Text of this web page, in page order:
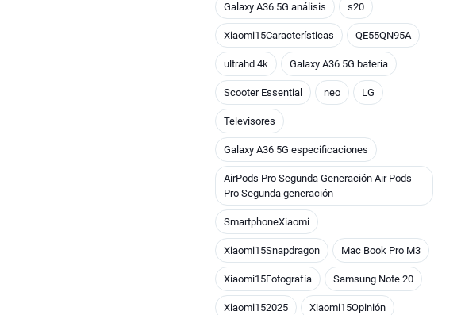
Galaxy A36 5G análisis s20
Xiaomi15Características QE55QN95A
ultrahd 4k Galaxy A36 5G batería
Scooter Essential neo LG
Televisores
Galaxy A36 5G especificaciones
AirPods Pro Segunda Generación Air Pods
Pro Segunda generación
SmartphoneXiaomi
Xiaomi15Snapdragon Mac Book Pro M3
Xiaomi15Fotografía Samsung Note 20
Xiaomi152025 Xiaomi15Opinión